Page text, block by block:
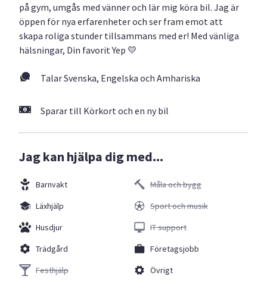
på gym, umgås med vänner och lär mig köra bil. Jag är
öppen för nya erfarenheter och ser fram emot att
skapa roliga stunder tillsammans med er! Med vänliga
hälsningar, Din favorit Yep 💛
Talar Svenska, Engelska och Amhariska
Sparar till Körkort och en ny bil
Jag kan hjälpa dig med...
Barnvakt
Läxhjälp
Husdjur
Trädgård
Festhjälp
Måla och bygg
Sport och musik
IT support
Företagsjobb
Övrigt